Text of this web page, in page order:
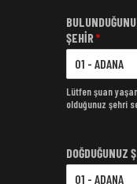
ŞEHİR*
Lütfen şuan
olduğunuz şehri
DOĞDUĞUNUZ